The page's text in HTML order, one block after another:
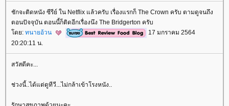
ชักจะติดหนัง ซีรีย์ ใน Netflix แล้วครับ เรื่องแรกก็ The Crown ครับ ตามดูจนถึง
ตอนปัจจุบัน ตอนนี้ก็ติดอีกเรื่องนึง The Bridgerton ครับ
ดย: ทนายอ้วน
17 มกราคม 2564
20:20:11 น.
สวัสดีคะ...
ช่วงนี้..ได้แต่ดูทีวี...ไม่กล้าเข้าโรงหนัง..